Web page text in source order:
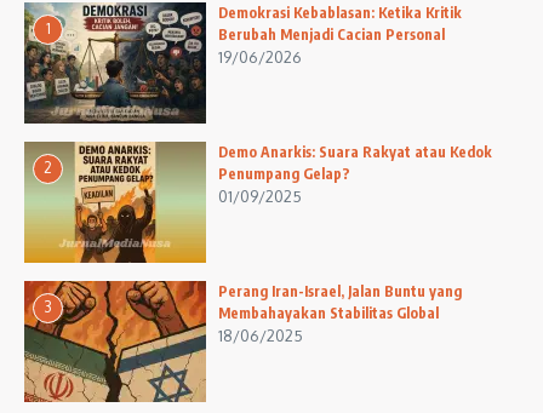
1
Demokrasi Kebablasan: Ketika Kritik
Berubah Menjadi Cacian Personal
19/06/2026
2
Demo Anarkis: Suara Rakyat atau Kedok
Penumpang Gelap?
01/09/2025
3
Perang Iran-Israel, Jalan Buntu yang
Membahayakan Stabilitas Global
18/06/2025